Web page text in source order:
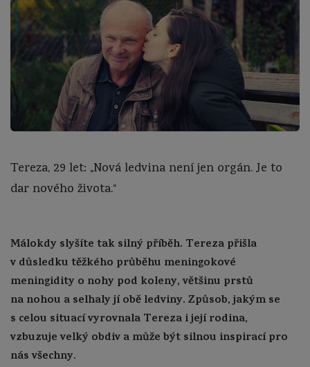
Tereza, 29 let: „Nová ledvina není jen orgán. Je to
dar nového života.“
Málokdy slyšíte tak silný příběh. Tereza přišla
v důsledku těžkého průběhu meningokové
meningidity o nohy pod koleny, většinu prstů
na nohou a selhaly jí obě ledviny. Způsob, jakým se
s celou situací vyrovnala Tereza i její rodina,
vzbuzuje velký obdiv a může být silnou inspirací pro
nás všechny.